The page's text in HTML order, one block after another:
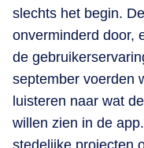
slechts het begin.
onverminderd door,
de
september voerden
luisteren naar wat
willen zien in de
stedelijke projecten